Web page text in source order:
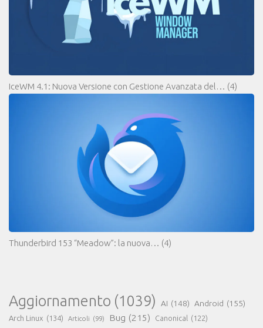
IceWM 4.1: Nuova Versione con Gestione Avanzata del… (4)
Thunderbird 153 “Meadow”: la nuova… (4)
Aggiornamento (1039) AI (148) Android (155)
Arch Linux (134) Articoli (99) Bug (215) Canonical (122)